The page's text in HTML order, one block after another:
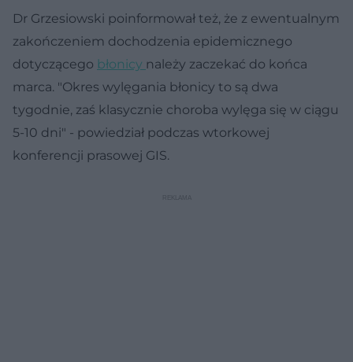
Dr Grzesiowski poinformował też, że z ewentualnym
zakończeniem dochodzenia epidemicznego
dotyczącego błonicy należy zaczekać do końca
marca. "Okres wylęgania błonicy to są dwa
tygodnie, zaś klasycznie choroba wylęga się w ciągu
5-10 dni" - powiedział podczas wtorkowej
konferencji prasowej GIS.